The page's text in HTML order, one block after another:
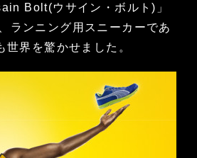
Bolt(ウサイン・ボルト)」
ランニング用スニーカーであ
界を驚かせました。